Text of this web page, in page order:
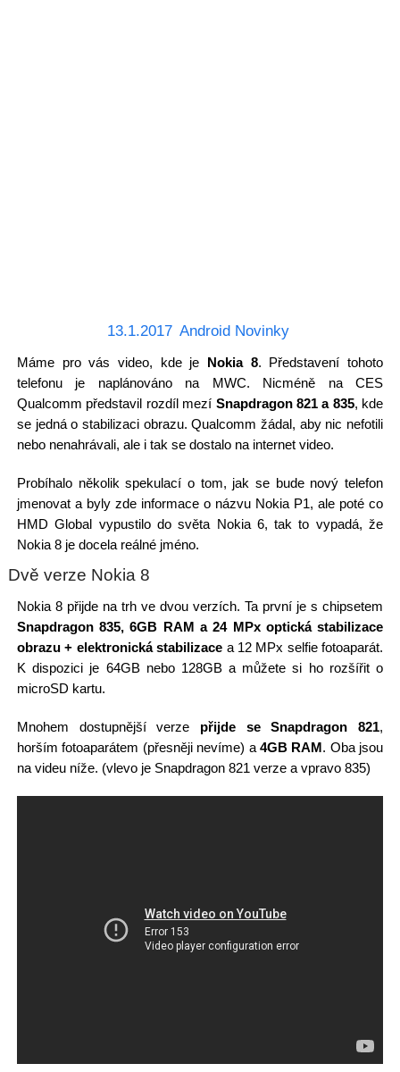
13.1.2017 Android Novinky
Máme pro vás video, kde je Nokia 8. Představení tohoto
telefonu je naplánováno na MWC. Nicméně na CES
Qualcomm představil rozdíl mezí Snapdragon 821 a 835, kde
se jedná o stabilizaci obrazu. Qualcomm žádal, aby nic nefotili
nebo nenahrávali, ale i tak se dostalo na internet video.
Probíhalo několik spekulací o tom, jak se bude nový telefon
jmenovat a byly zde informace o názvu Nokia P1, ale poté co
HMD Global vypustilo do světa Nokia 6, tak to vypadá, že
Nokia 8 je docela reálné jméno.
Dvě verze Nokia 8
Nokia 8 přijde na trh ve dvou verzích. Ta první je s chipsetem
Snapdragon 835, 6GB RAM a 24 MPx optická stabilizace
obrazu + elektronická stabilizace a 12 MPx selfie fotoaparát.
K dispozici je 64GB nebo 128GB a můžete si ho rozšířit o
microSD kartu.
Mnohem dostupnější verze přijde se Snapdragon 821,
horším fotoaparátem (přesněji nevíme) a 4GB RAM. Oba jsou
na videu níže. (vlevo je Snapdragon 821 verze a vpravo 835)